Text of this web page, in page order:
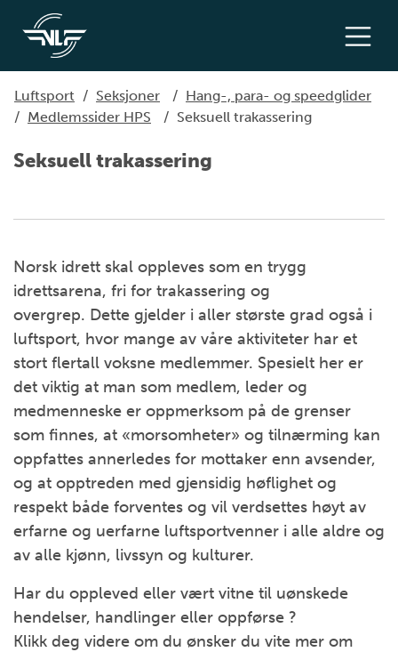
Luftsport / Seksjoner / Hang-, para- og speedglider
/ Medlemssider HPS / Seksuell trakassering
Seksuell trakassering
Norsk idrett skal oppleves som en trygg
idrettsarena, fri for trakassering og
overgrep. Dette gjelder i aller største grad også i
luftsport, hvor mange av våre aktiviteter har et
stort flertall voksne medlemmer. Spesielt her er
det viktig at man som medlem, leder og
medmenneske er oppmerksom på de grenser
som finnes, at «morsomheter» og tilnærming kan
oppfattes annerledes for mottaker enn avsender,
og at opptreden med gjensidig høflighet og
respekt både forventes og vil verdsettes høyt av
erfarne og uerfarne luftsportvenner i alle aldre og
av alle kjønn, livssyn og kulturer.
Har du oppleved eller vært vitne til uønskede
hendelser, handlinger eller oppførse ?
Klikk deg videre om du ønsker du vite mer om